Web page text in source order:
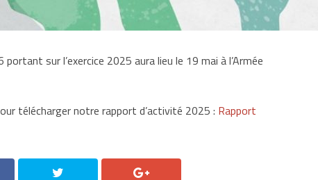
sur l’exercice 2025 aura lieu le 19 mai à l’Armée
télécharger notre rapport d’activité 2025 : Rapport